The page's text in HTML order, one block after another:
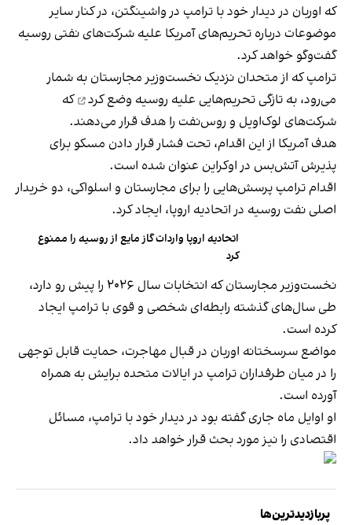
که اوربان در دیدار خود با ترامپ در واشینگتن، در کنار سایر
موضوعات درباره‌ تحریم‌های آمریکا علیه شرکت‌های نفتی روسیه
گفت‌وگو خواهد کرد.
ترامپ که از متحدان نزدیک نخست‌وزیر مجارستان به شمار
می‌رود، به تازگی تحریم‌هایی علیه روسیه وضع کرد
که
شرکت‌های لوک‌اویل و روس‌نفت را هدف قرار می‌دهند.
هدف آمریکا از این اقدام، تحت فشار قرار دادن مسکو برای
پذیرش آتش‌بس در اوکراین عنوان شده است.
اقدام ترامپ پرسش‌هایی را برای مجارستان و اسلواکی، دو خریدار
اصلی نفت روسیه در اتحادیه‌ اروپا، ایجاد کرد.
اتحادیه اروپا واردات گاز مایع از روسیه را ممنوع
کرد
نخست‌وزیر مجارستان که انتخابات سال ۲۰۲۶ را پیش رو دارد،
طی سال‌های گذشته رابطه‌ای شخصی و قوی با ترامپ ایجاد
کرده است.
مواضع سرسختانه‌ اوربان در قبال مهاجرت، حمایت قابل‌ توجهی
را در میان طرفداران ترامپ در ایالات متحده برایش به همراه
آورده است.
او اوایل ماه جاری گفته بود در دیدار خود با ترامپ، مسائل
اقتصادی را نیز مورد بحث قرار خواهد داد.
پربازدیدترین‌ها